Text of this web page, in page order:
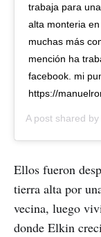
trabaja para
alta monteria
muchas más
mención ha
facebook. mi
https://
A post shared by
Ellos fueron
tierra alta por
vecina, luego
donde Elkin